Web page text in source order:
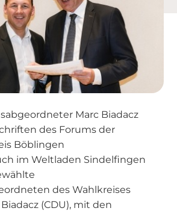
Marc Biadacz
des Forums der
Böblingen
im Weltladen Sindelfingen
des Wahlkreises
(CDU), mit den